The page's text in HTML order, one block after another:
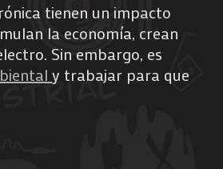
tienen un impacto
la economía, crean
Sin embargo, es
y trabajar para que